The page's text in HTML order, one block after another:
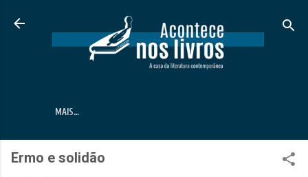
Pular para o conteúdo principal
MAIS…
Ermo e solidão